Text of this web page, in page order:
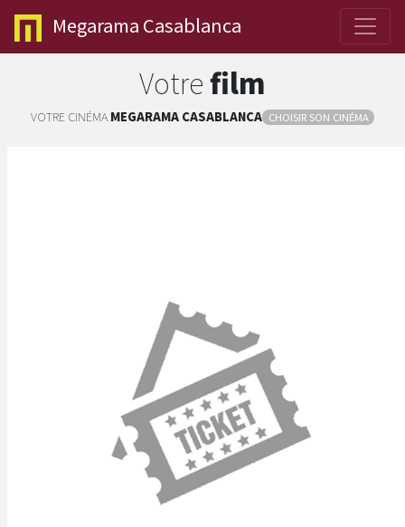
Megarama Casablanca
Votrefilm
VOTRE CINÉMA MEGARAMACASABLANCA CHOISIR SON CINÉMA